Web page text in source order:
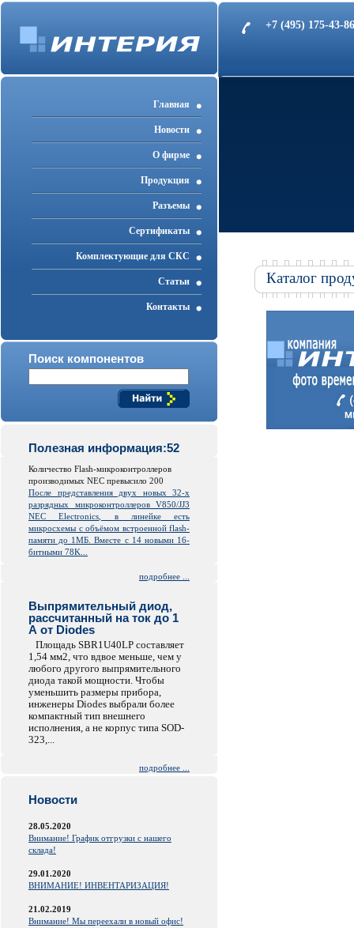
+7 (495) 175-43-
Главная
Новости
О фирме
Продукция
Разъемы
Cертификаты
Комплектующие для СКС
Статьи
Контакты
Поиск компонентов
Полезная информация:52
Количество Flash-микроконтроллеров
производимых NEC превысило 200
После представления двух новых 32-х
разрядных микроконтроллеров V850/JJ3
NEC Electronics, в линейке есть
микросхемы с объёмом встроенной flash-
памяти до 1МБ. Вместе с 14 новыми 16-
битными 78K...
подробнее ...
Выпрямительный диод,
рассчитанный на ток до 1
А от Diodes
Площадь SBR1U40LP составляет
1,54 мм2, что вдвое меньше, чем у
любого другого выпрямительного
диода такой мощности. Чтобы
уменьшить размеры прибора,
инженеры Diodes выбрали более
компактный тип внешнего
исполнения, а не корпус типа SOD-
323,...
подробнее ...
Новости
28.05.2020
Внимание! График отгрузки с нашего
склада!
29.01.2020
ВНИМАНИЕ! ИНВЕНТАРИЗАЦИЯ!
21.02.2019
Внимание! Мы переехали в новый офис!
Каталог